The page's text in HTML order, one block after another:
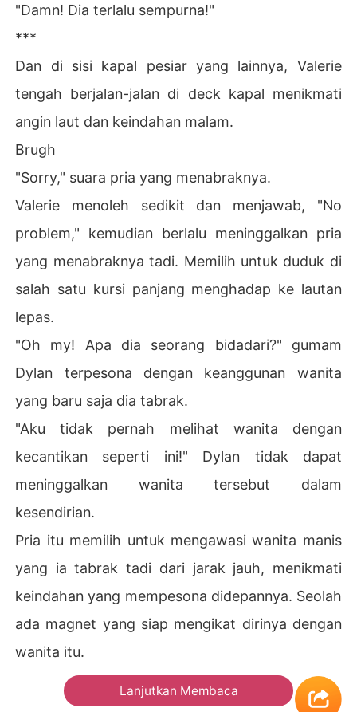
"Damn! Dia terlalu sempurna!"
***
Dan di sisi kapal pesiar yang lainnya, Valerie
tengah berjalan-jalan di deck kapal menikmati
angin laut dan keindahan malam.
Brugh
"Sorry," suara pria yang menabraknya.
Valerie menoleh sedikit dan menjawab, "No
problem," kemudian berlalu meninggalkan pria
yang menabraknya tadi. Memilih untuk duduk di
salah satu kursi panjang menghadap ke lautan
lepas.
"Oh my! Apa dia seorang bidadari?" gumam
Dylan terpesona dengan keanggunan wanita
yang baru saja dia tabrak.
"Aku tidak pernah melihat wanita dengan
kecantikan seperti ini!" Dylan tidak dapat
meninggalkan wanita tersebut dalam
kesendirian.
Pria itu memilih untuk mengawasi wanita manis
yang ia tabrak tadi dari jarak jauh, menikmati
keindahan yang mempesona didepannya. Seolah
ada magnet yang siap mengikat dirinya dengan
wanita itu.
Lanjutkan Membaca